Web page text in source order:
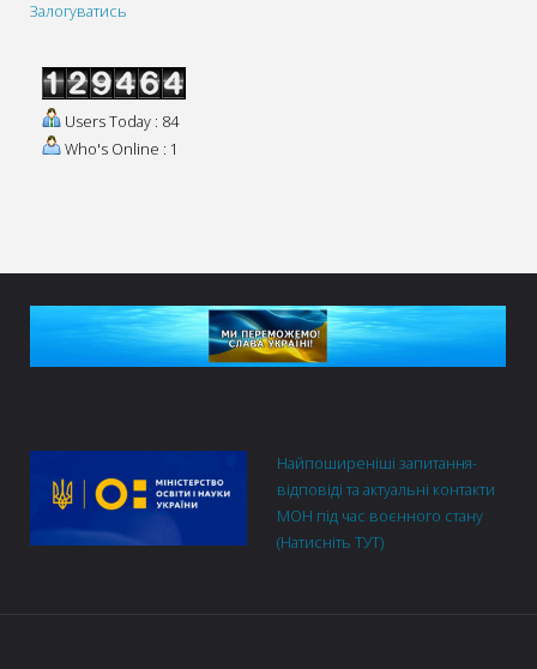
Залогуватись
Users Today : 84
Who's Online : 1
Найпоширеніші запитання-
відповіді та актуальні контакти
МОН під час воєнного стану
(Натисніть ТУТ)